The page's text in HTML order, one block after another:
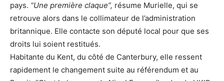
pays. “Une première claque”, résume Murielle, qui se
retrouve alors dans le collimateur de l’administration
britannique. Elle contacte son député local pour que ses
droits lui soient restitués.
Habitante du Kent, du côté de Canterbury, elle ressent
rapidement le changement suite au référendum et au